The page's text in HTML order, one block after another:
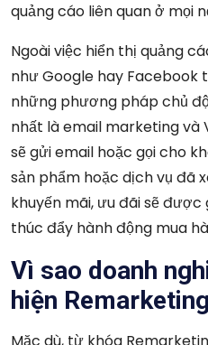
quảng cáo liên quan ở mọi
Ngoài việc hiển thị quảng
như Google hay Facebook
những phương pháp chủ
nhất là email marketing và
sẽ gửi email hoặc gọi cho
sản phẩm hoặc dịch vụ đã
khuyến mãi, ưu đãi sẽ
thúc đẩy hành động mua
Vì sao doanh
hiện